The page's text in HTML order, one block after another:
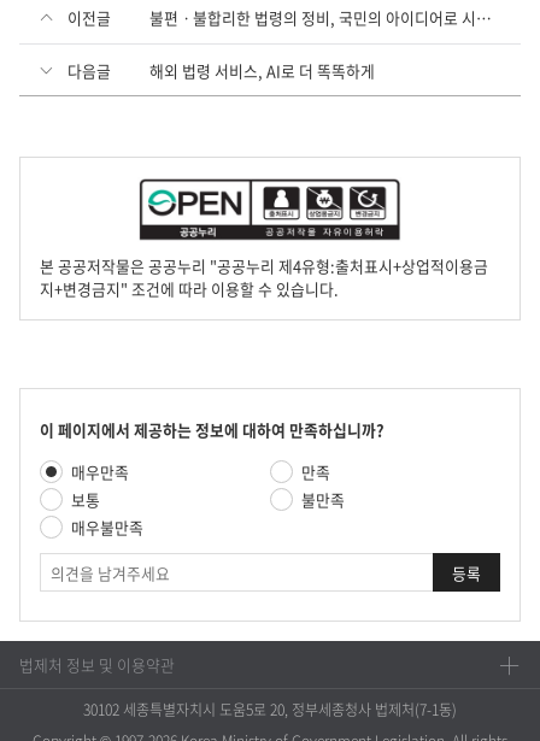
이전글 불편ㆍ불합리한 법령의 정비, 국민의 아이디어로 시작합니다!
다음글 해외 법령 서비스, AI로 더 똑똑하게
본 공공저작물은 공공누리 "공공누리 제4유형:출처표시+상업적이용금
지+변경금지" 조건에 따라 이용할 수 있습니다.
콘
츠
만
족
도
조
사
이 페이지에서 제공하는 정보에 대하여 만족하십니까?
만
족
도
평
가
매우만족
만족
보통
불만족
매우불만족
견
법제처 정보 및 이용약관
30102 세종특별자치시 도움5로 20, 정부세종청사 법제처(7-1동)